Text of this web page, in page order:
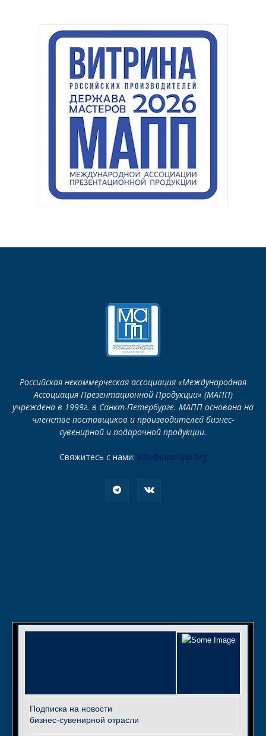
Российская некоммерческая ассоциация «Международная
Ассоциация Презентационной Продукции» (МАПП)
учреждена в 1999г. в Санкт-Петербурге. МАПП основана на
членстве поставщиков и производителей бизнес-
сувенирной и подарочной продукции.
Свяжитесь с нами: info@iapp-spb.org
Подписка на новости
бизнес-сувенирной отрасли